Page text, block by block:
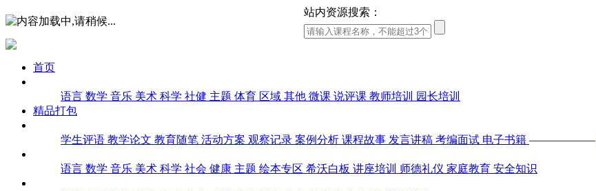
站内资源搜索：
首页
语言 数学 音乐 美术 科学 社健 主题 体育 区域 其他 微课 说评课 教师培训
园长培训
精品打包
学生评语 教学论文 教育随笔 活动方案 观察记录 案例分析 课程故事 发言讲稿 考编面试 电子书籍 ——————
语言 数学 音乐 美术 科学 社会 健康 主题 绘本专区 希沃白板 讲座培训 师德礼仪 家庭教育 安全知识